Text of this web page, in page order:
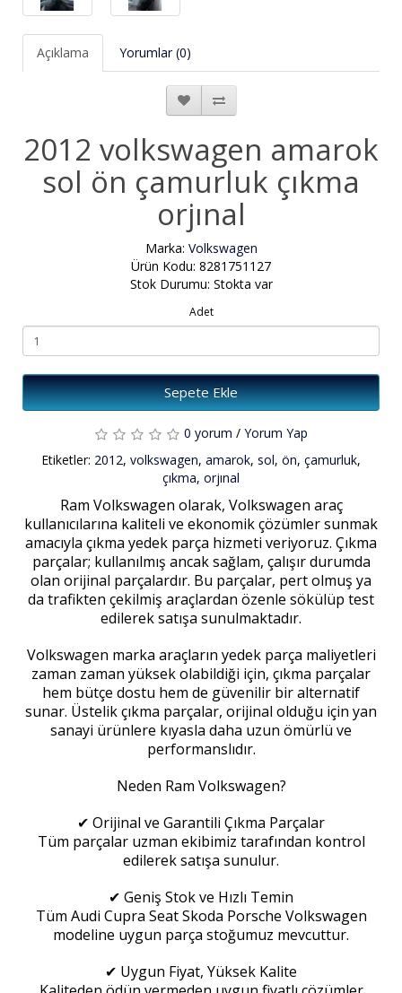
Açıklama Yorumlar (0)
2012 volkswagen amarok
sol ön çamurluk çıkma
orjınal
Marka: Volkswagen
Ürün Kodu: 8281751127
Stok Durumu: Stokta var
Adet
Sepete Ekle
0 yorum / Yorum Yap
Etiketler: 2012, volkswagen, amarok, sol, ön, çamurluk,
çıkma, orjınal
Ram Volkswagen olarak, Volkswagen araç
kullanıcılarına kaliteli ve ekonomik çözümler sunmak
amacıyla çıkma yedek parça hizmeti veriyoruz. Çıkma
parçalar; kullanılmış ancak sağlam, çalışır durumda
olan orijinal parçalardır. Bu parçalar, pert olmuş ya
da trafikten çekilmiş araçlardan özenle sökülüp test
edilerek satışa sunulmaktadır.
Volkswagen marka araçların yedek parça maliyetleri
zaman zaman yüksek olabildiği için, çıkma parçalar
hem bütçe dostu hem de güvenilir bir alternatif
sunar. Üstelik çıkma parçalar, orijinal olduğu için yan
sanayi ürünlere kıyasla daha uzun ömürlü ve
performanslıdır.
Neden Ram Volkswagen?
✔ Orijinal ve Garantili Çıkma Parçalar
Tüm parçalar uzman ekibimiz tarafından kontrol
edilerek satışa sunulur.
✔ Geniş Stok ve Hızlı Temin
Tüm Audi Cupra Seat Skoda Porsche Volkswagen
modeline uygun parça stoğumuz mevcuttur.
✔ Uygun Fiyat, Yüksek Kalite